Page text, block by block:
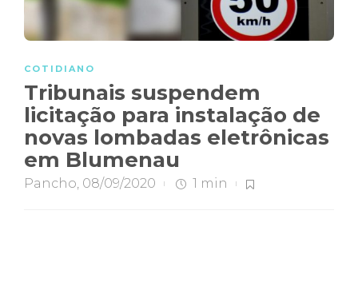
COTIDIANO
Tribunais suspendem
licitação para instalação de
novas lombadas eletrônicas
em Blumenau
Pancho, 08/09/2020 1 min